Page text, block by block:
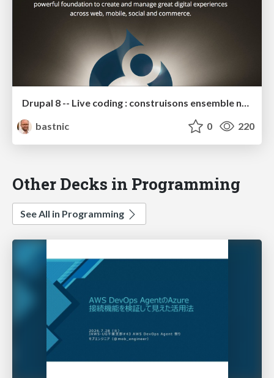
Drupal 8 -- Live coding : construisons ensemble notre premier site #ForumPHP2014
bastnic
0 220
Other Decks in Programming
See All in Programming